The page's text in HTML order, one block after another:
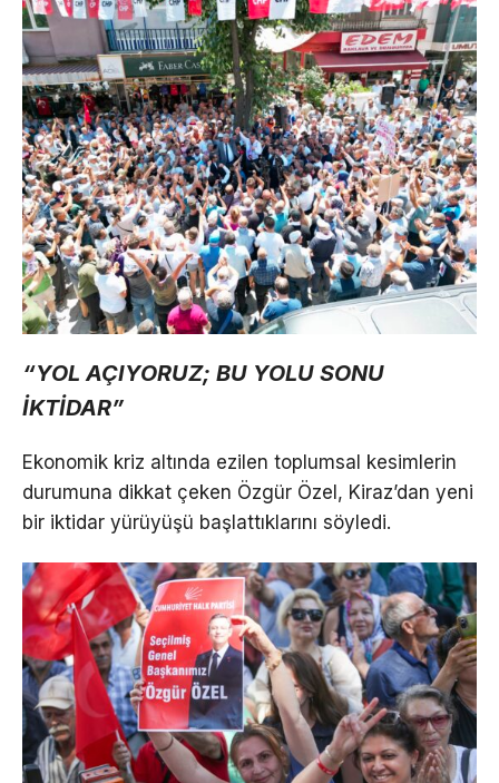
“YOL AÇIYORUZ; BU YOLU SONU
İKTİDAR”
Ekonomik kriz altında ezilen toplumsal kesimlerin
durumuna dikkat çeken Özgür Özel, Kiraz’dan yeni
bir iktidar yürüyüşü başlattıklarını söyledi.